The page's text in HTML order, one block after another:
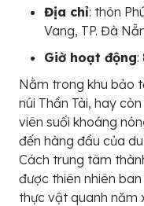
Địa chỉ: thôn
Vang, TP. Đà
Giờ hoạt động:
Nằm trong khu bảo
núi Thần Tài, hay
viên suối khoáng
đến hàng đầu của
Cách trung tâm
được thiên nhiên
thực vật quanh năm